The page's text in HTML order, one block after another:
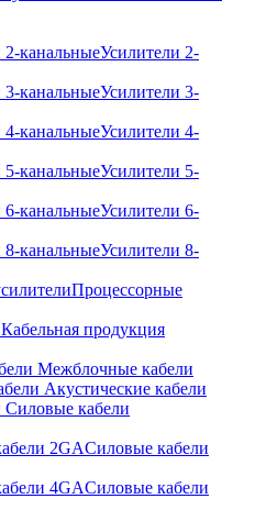
Усилители 2-
Усилители 3-
Усилители 4-
Усилители 5-
Усилители 6-
Усилители 8-
Процессорные
Кабельная продукция
Межблочные кабели
Акустические кабели
Силовые кабели
Силовые кабели
Силовые кабели